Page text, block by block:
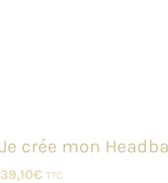
Je crée mon
39,10€ TTC